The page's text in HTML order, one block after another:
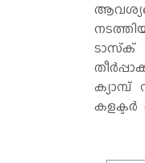
കളക്ടര്‍